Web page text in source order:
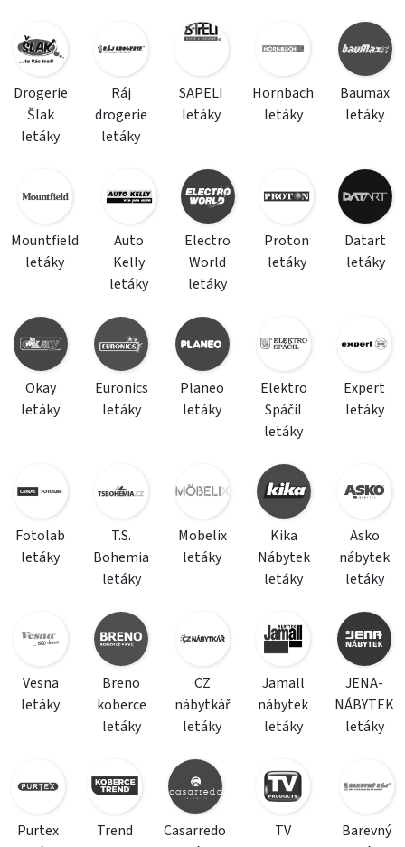
Drogerie
Šlak
letáky
Ráj
drogerie
letáky
SAPELI
letáky
Hornbach
letáky
Baumax
letáky
Mountfield
letáky
Auto
Kelly
letáky
Electro
World
letáky
Proton
letáky
Datart
letáky
Okay
letáky
Euronics
letáky
Planeo
letáky
Elektro
Spáčil
letáky
Expert
letáky
Fotolab
letáky
T.S.
Bohemia
letáky
Mobelix
letáky
Kika
Nábytek
letáky
Asko
nábytek
letáky
Vesna
letáky
Breno
koberce
letáky
CZ
nábytkář
letáky
Jamall
nábytek
letáky
JENA-
NÁBYTEK
letáky
Purtex
Trend
Casarredo
TV
Barevný